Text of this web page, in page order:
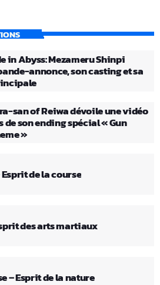
in Abyss: Mezameru Shinpi
annonce, son casting et sa
san of Reiwa dévoile une vidéo
de son ending spécial « Gun
»
de la course
des arts martiaux
– Esprit de la nature